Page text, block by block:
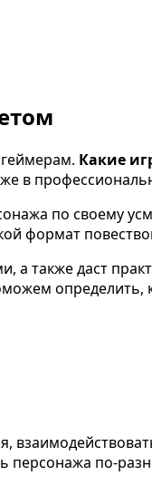
Какие
в
по своему
формат
также даст
определить,
персонажа по-